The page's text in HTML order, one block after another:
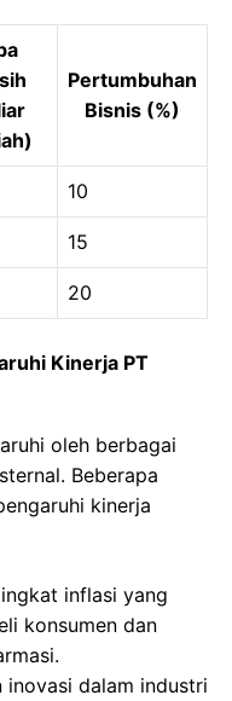
Pertumbuhan
Bisnis (%)
10
15
20
Kinerja PT
oleh berbagai
Beberapa
kinerja
inflasi yang
konsumen dan
inovasi dalam industri